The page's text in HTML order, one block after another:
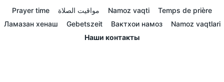
Prayer time مواقيت الصلاة Namoz vaqti
Temps de prière
Ламазан хенаш
Gebetszeit Вактхои намоз
Namoz vaqtlari
Наши контакты